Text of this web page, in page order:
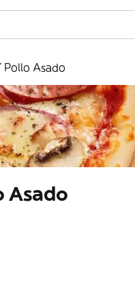
Pollo Asado
Asado